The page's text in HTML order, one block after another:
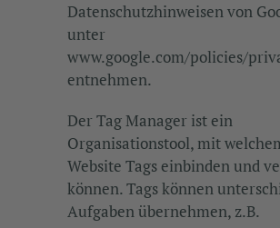
Datenschutzhinweisen von
unter
www.google.com/policies/
entnehmen.
Der Tag Manager ist ein
Organisationstool, mit
Website Tags einbinden und
können. Tags können
Aufgaben übernehmen, z.B.